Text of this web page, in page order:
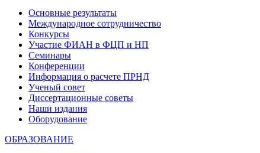
Основные результаты
Международное сотрудничество
Конкурсы
Участие ФИАН в ФЦП и НП
Семинары
Конференции
Информация о расчете ПРНД
Ученый совет
Диссертационные советы
Наши издания
Оборудование
ОБРАЗОВАНИЕ